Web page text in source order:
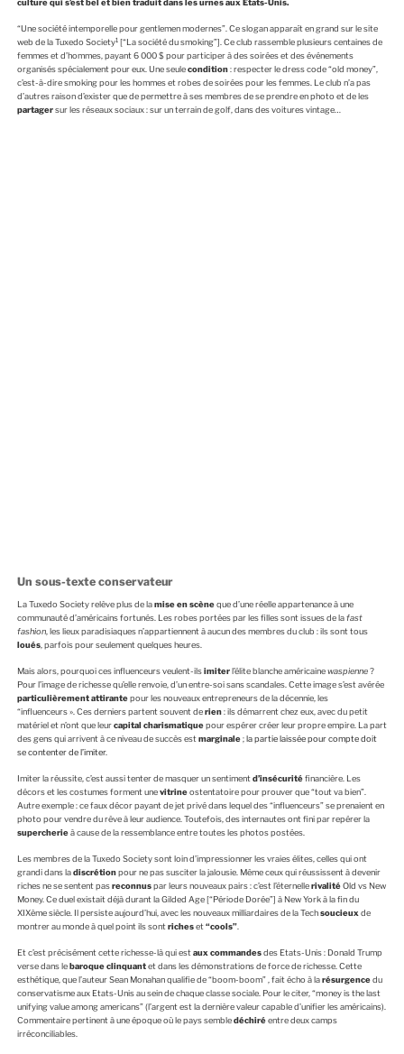
culture qui s’est bel et bien traduit dans les urnes aux Etats-Unis.
“Une société intemporelle pour gentlemen modernes”. Ce slogan apparaît en grand sur le site
web de la Tuxedo Society1[“La société du smoking”]. Ce club rassemble plusieurs centaines de
femmes et d’hommes, payant 6 000 $ pour participer à des soirées et des événements
organisés spécialement pour eux. Une seulecondition: respecter le dress code “old money”,
c’est-à-dire smoking pour les hommes et robes de soirées pour les femmes. Le club n’a pas
d’autres raison d’exister que de permettre à ses membres de se prendre en photo et de les
partagersur les réseaux sociaux : sur un terrain de golf, dans des voitures vintage…
Un sous-texte conservateur
La Tuxedo Society relève plus de lamise en scèneque d’une réelle appartenance à une
communauté d’américains fortunés. Les robes portées par les filles sont issues de lafast
fashion, les lieux paradisiaques n’appartiennent à aucun des membres du club : ils sont tous
loués, parfois pour seulement quelques heures.
Mais alors, pourquoi ces influenceurs veulent-ilsimiterl’élite blanche américainewaspienne?
Pour l’image de richesse qu’elle renvoie, d’un entre-soi sans scandales. Cette image s’est avérée
particulièrement attirantepour les nouveaux entrepreneurs de la décennie, les
“influenceurs ». Ces derniers partent souvent derien: ils démarrent chez eux, avec du petit
matériel et n’ont que leurcapital charismatiquepour espérer créer leur propre empire. La part
des gens qui arrivent à ce niveau de succès estmarginale;la partie laissée pour compte doit
se contenter de l’imiter.
Imiter la réussite, c’est aussi tenter de masquer un sentimentd’insécuritéfinancière. Les
décors et les costumes forment unevitrineostentatoire pour prouver que “tout va bien”.
Autre exemple : ce faux décor payant de jet privé dans lequel des “influenceurs” se prenaient en
photo pour vendre du rêve à leur audience. Toutefois, des internautes ont fini par repérer la
supercherieà cause de la ressemblance entre toutes les photos postées.
Les membres de la Tuxedo Society sont loin d’impressionner les vraies élites, celles qui ont
grandi dans ladiscrétionpour ne pas susciter la jalousie. Même ceux qui réussissent à devenir
riches ne se sentent pasreconnuspar leurs nouveaux pairs : c’est l’éternellerivalitéOld vs New
Money. Ce duel existait déjà durant la Gilded Age [“Période Dorée”] à New York à la fin du
XIXème siècle. Il persiste aujourd’hui, avec les nouveaux milliardaires de la Techsoucieuxde
montrer au monde à quel point ils sontricheset“cools”.
Et c’est précisément cette richesse-là qui estaux commandesdes Etats-Unis : Donald Trump
verse dans le baroque clinquantet dans les démonstrations de force de richesse. Cette
esthétique, que l’auteur Sean Monahan qualifie de “boom-boom” , fait écho à larésurgencedu
conservatisme aux Etats-Unis au sein de chaque classe sociale. Pour le citer, “money is the last
unifying value among americans” (l’argent est la dernière valeur capable d’unifier les américains).
Commentaire pertinent à une époque où le pays sembledéchiréentre deux camps
irréconciliables.